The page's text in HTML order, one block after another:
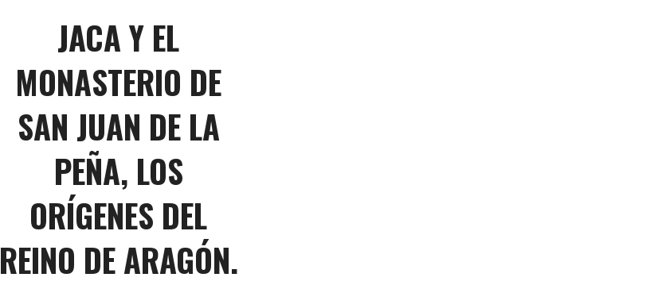
JACA Y EL
MONASTERIO DE
SAN JUAN DE LA
PEÑA, LOS
ORÍGENES DEL
REINO DE ARAGÓN.